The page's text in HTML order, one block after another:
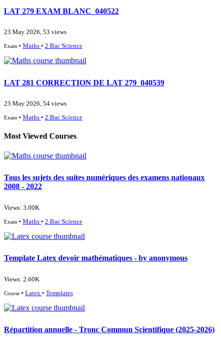
LAT 279 EXAM BLANC_040522
23 May 2026, 53 views
Exam • Maths • 2 Bac Science
LAT 281 CORRECTION DE LAT 279_040539
23 May 2026, 54 views
Exam • Maths • 2 Bac Science
Most Viewed Courses
Tous les sujets des suites numériques des examens nationaux
2008 - 2022
Views: 3.00K
Exam • Maths • 2 Bac Science
Template Latex devoir mathématiques - by anonymous
Views: 2.60K
Course • Latex • Templates
Répartition annuelle - Tronc Commun Scientifique (2025-2026)